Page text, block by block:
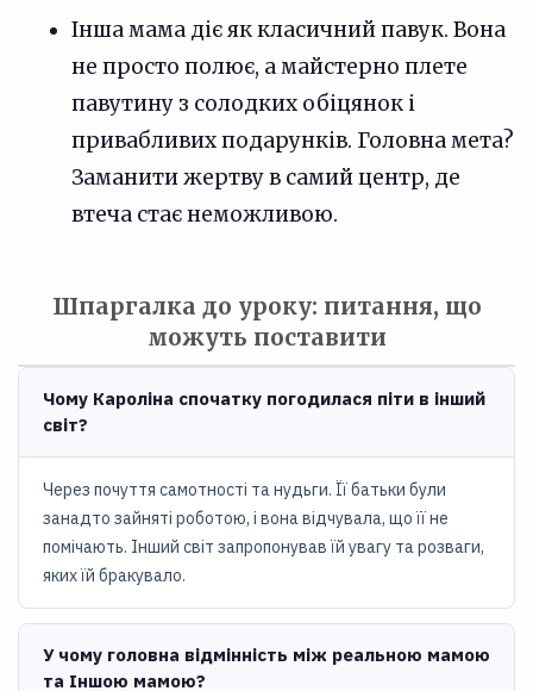
Інша мама діє як класичний павук. Вона
не просто полює, а майстерно плете
павутину з солодких обіцянок і
привабливих подарунків. Головна мета?
Заманити жертву в самий центр, де
втеча стає неможливою.
Шпаргалка до уроку: питання, що
можуть поставити
Чому Кароліна спочатку погодилася піти в інший
світ?
Через почуття самотності та нудьги. Її батьки були
занадто зайняті роботою, і вона відчувала, що її не
помічають. Інший світ запропонував їй увагу та розваги,
яких їй бракувало.
У чому головна відмінність між реальною мамою
та Іншою мамою?